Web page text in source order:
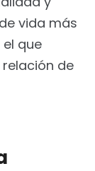
vida más
que
de